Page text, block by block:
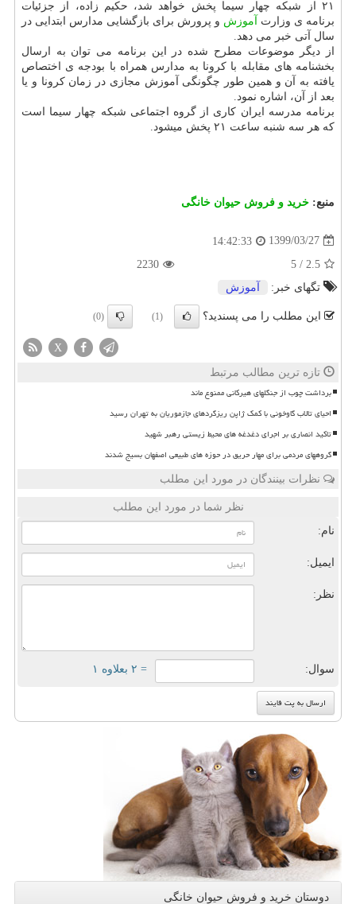
۲۱ از شبکه چهار سیما پخش خواهد شد، حکیم زاده، از جزئیات
برنامه ی وزارت آموزش و پرورش برای بازگشایی مدارس ابتدایی در
سال آتی خبر می دهد.
از دیگر موضوعات مطرح شده در این برنامه می توان به ارسال
بخشنامه های مقابله با کرونا به مدارس همراه با بودجه ی اختصاص
یافته به آن و همین طور چگونگی آموزش مجازی در زمان کرونا و یا
بعد از آن، اشاره نمود.
برنامه مدرسه ایران کاری از گروه اجتماعی شبکه چهار سیما است
که هر سه شنبه ساعت ۲۱ پخش میشود.
منبع: خرید و فروش حیوان خانگی
1399/03/27
14:42:33
2.5
/
5
2230
تگهای خبر:
آموزش
این مطلب را می پسندید؟ (1)
(0)
X
تازه ترین مطالب مرتبط
برداشت چوب از جنگلهای هیرکانی ممنوع ماند
احیای تالاب گاوخونی با کمک ژاپن ریزگردهای جازموریان به تهران رسید
تاکید انصاری بر اجرای دغدغه های محیط زیستی رهبر شهید
گروههای مردمی برای مهار حریق در حوزه های طبیعی اصفهان بسیج شدند
نظرات بینندگان در مورد این مطلب
نظر شما در مورد این مطلب
نام:
ایمیل:
نظر:
سوال: = ۲ بعلاوه ۱
دوستان خرید و فروش حیوان خانگی